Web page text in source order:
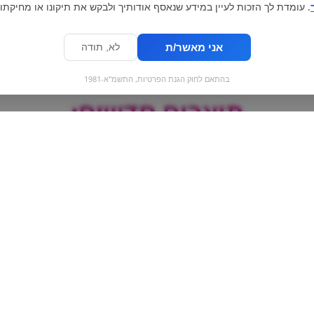
מוצרים חדשים:
. עומדת לך הזכות לעיין במידע שנאסף אודותיך ולבקש את תיקונו או
אני מאשר/ת לא, תודה
בהתאם לחוק הגנת הפרטיות, התשמ"א-1981